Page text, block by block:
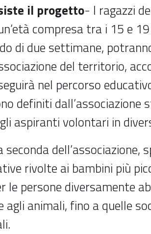
il progetto- I ragazzi
compresa tra i 15 e
di due settimane,
del territorio,
nel percorso
definiti dall’associazione
aspiranti volontari in
dell’associazione,
rivolte ai bambini più
le persone diversamente
agli animali, fino a quelle